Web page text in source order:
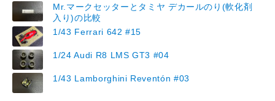
Mr.マークセッターとタミヤ デカールのり(軟化剤
入り)の比較
1/43 Ferrari 642 #15
1/24 Audi R8 LMS GT3 #04
1/43 Lamborghini Reventón #03